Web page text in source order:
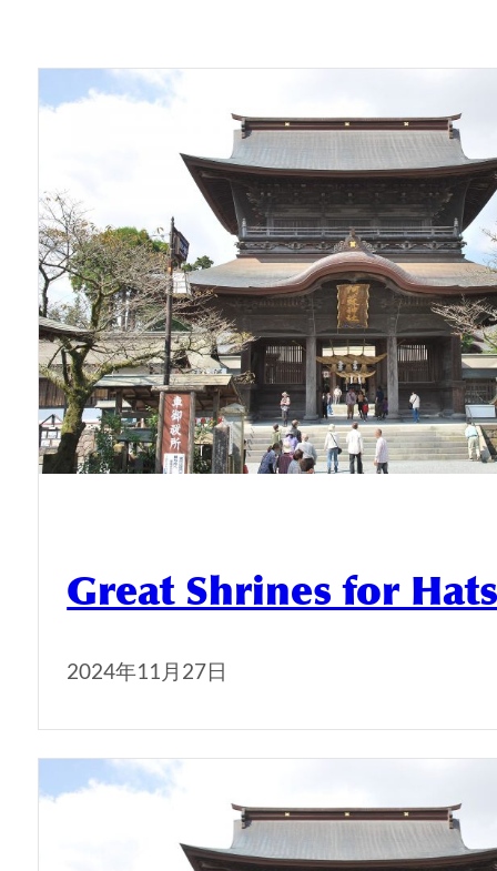
Great Shrines for
2024年11月27日